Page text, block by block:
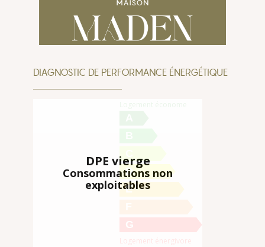
DIAGNOSTIC DE PERFORMANCE ÉNERGÉTIQUE
D
E
G
Logement énergivore
DPE vierge
Consommations non
exploitables